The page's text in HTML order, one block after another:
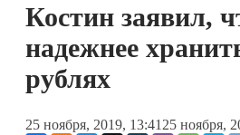
Костин заявил,
надежнее
рублях
25 ноября, 2019, 13:41 25 ноября,